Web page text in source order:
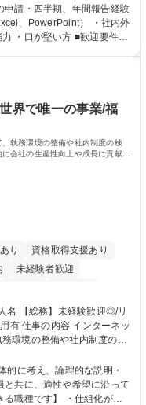
人事グルー
教育研修の企画、実行 ・勤
営（評議員会、理事会） ・
対応 ・その他日常の総務
申請・四半期、年間報告経験
、PowerPoint） ・社内外
堅い方 ■歓迎要件
界で唯一の事業/福
執務環境の整備や社内制度の検
会社の生産性向上や成長に貢献し
り
資格取得支援あり
未経験者歓迎
土日祝休み 服装自由
ネッ
環境の整備や社内制度の検
間接的に会社の生産性向上
ナンスや維持管理に加え、
社全体を巻き込み課題解決
に考え、論理的な説明・
共に、適性や希望に沿って